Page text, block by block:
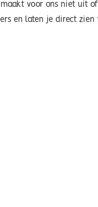
voor ons niet uit
en laten je direct zien